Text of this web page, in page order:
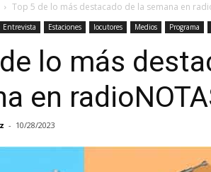
Top 5 de lo más destacado de la semana en
Entrevista Estaciones locutores Medios Programa
lo más
en
- 10/28/2023